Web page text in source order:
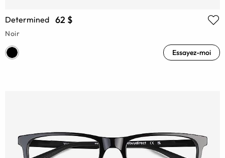
Determined 62 $
Noir
Essayez-moi